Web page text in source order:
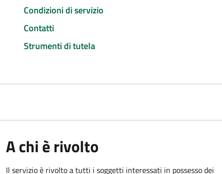
Condizioni di servizio
Contatti
Strumenti di tutela
A chi è rivolto
Il servizio è rivolto a tutti i soggetti interessati in possesso dei